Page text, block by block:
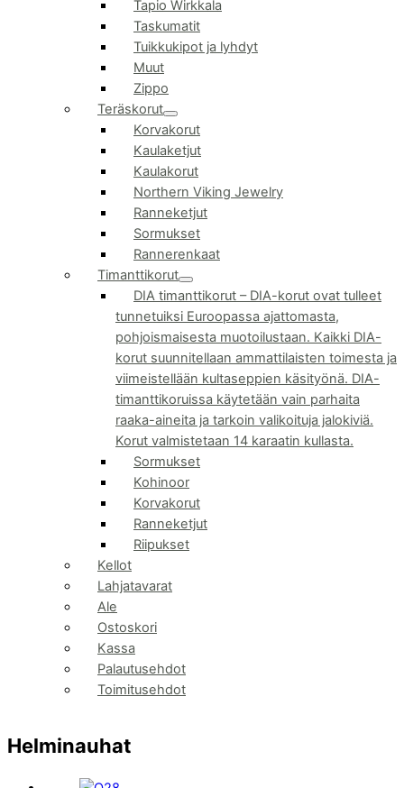
Tapio Wirkkala
Taskumatit
Tuikkukipot ja lyhdyt
Muut
Zippo
Teräskorut
Korvakorut
Kaulaketjut
Kaulakorut
Northern Viking Jewelry
Ranneketjut
Sormukset
Rannerenkaat
Timanttikorut
DIA timanttikorut – DIA-korut ovat tulleet
tunnetuiksi Euroopassa ajattomasta,
pohjoismaisesta muotoilustaan. Kaikki DIA-
korut suunnitellaan ammattilaisten toimesta ja
viimeistellään kultaseppien käsityönä. DIA-
timanttikoruissa käytetään vain parhaita
raaka-aineita ja tarkoin valikoituja jalokiviä.
Korut valmistetaan 14 karaatin kullasta.
Sormukset
Kohinoor
Korvakorut
Ranneketjut
Riipukset
Kellot
Lahjatavarat
Ale
Ostoskori
Kassa
Palautusehdot
Toimitusehdot
Helminauhat